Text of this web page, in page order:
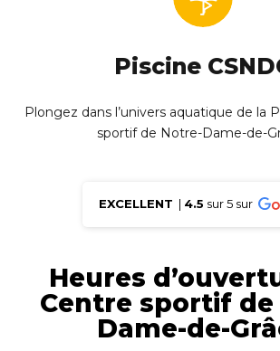
Piscine
Plongez dans l’univers aquatique de la
sportif de Notre-Dame-de-
EXCELLENT | 4.5 sur 5 sur
Heures
Centre sportif de
Dame-de-